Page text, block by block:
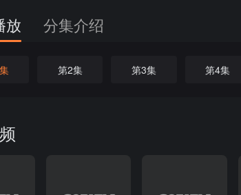
放 分集介绍
第2集 第3集 第4集